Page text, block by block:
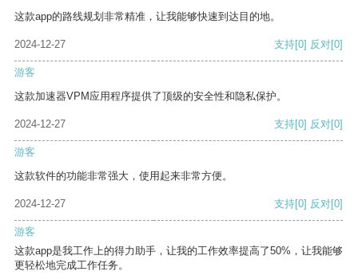
这款app的路线规划非常精准，让我能够快速到达目的地。
2024-12-27 支持[0] 反对[0]
游客
这款加速器VPM应用程序提供了顶级的安全性和隐私保护。
2024-12-27 支持[0] 反对[0]
游客
这款软件的功能非常强大，使用起来非常方便。
2024-12-27 支持[0] 反对[0]
游客
这款app是我工作上的得力助手，让我的工作效率提高了50%，让我能够
更轻松地完成工作任务。